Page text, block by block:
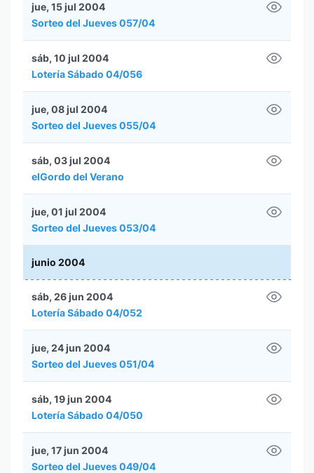
Sorteo del Jueves 057/04
jue, 15 jul 2004
Lotería Sábado 04/056
sáb, 10 jul 2004
Sorteo del Jueves 055/04
jue, 08 jul 2004
elGordo del Verano
sáb, 03 jul 2004
Sorteo del Jueves 053/04
jue, 01 jul 2004
junio 2004
Lotería Sábado 04/052
sáb, 26 jun 2004
Sorteo del Jueves 051/04
jue, 24 jun 2004
Lotería Sábado 04/050
sáb, 19 jun 2004
Sorteo del Jueves 049/04
jue, 17 jun 2004